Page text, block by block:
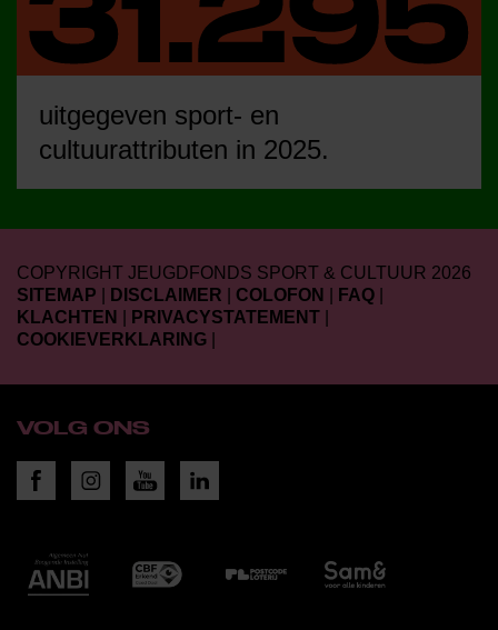
uitgegeven sport- en
cultuurattributen in 2025.
COPYRIGHT JEUGDFONDS SPORT & CULTUUR 2026
SITEMAP
DISCLAIMER COLOFON FAQ
KLACHTEN
PRIVACYSTATEMENT
COOKIEVERKLARING
VOLG ONS